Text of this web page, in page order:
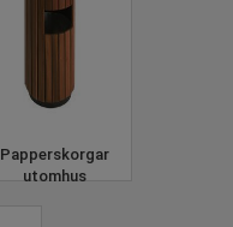
Papperskorgar
utomhus